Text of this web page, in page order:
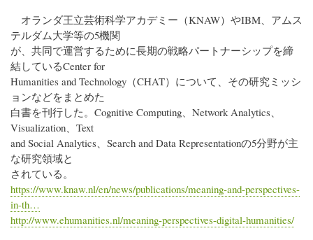
オランダ王立芸術科学アカデミー（KNAW）やIBM、アムス
テルダム大学等の5機関
が、共同で運営するために長期の戦略パートナーシップを締
結しているCenter for
Humanities and Technology（CHAT）について、その研究ミッシ
ョンなどをまとめた
白書を刊行した。Cognitive Computing、Network Analytics、
Visualization、Text
and Social Analytics、Search and Data Representationの5分野が主
な研究領域と
されている。
https://www.knaw.nl/en/news/publications/meaning-and-perspectives-
in-th…
http://www.ehumanities.nl/meaning-perspectives-digital-humanities/